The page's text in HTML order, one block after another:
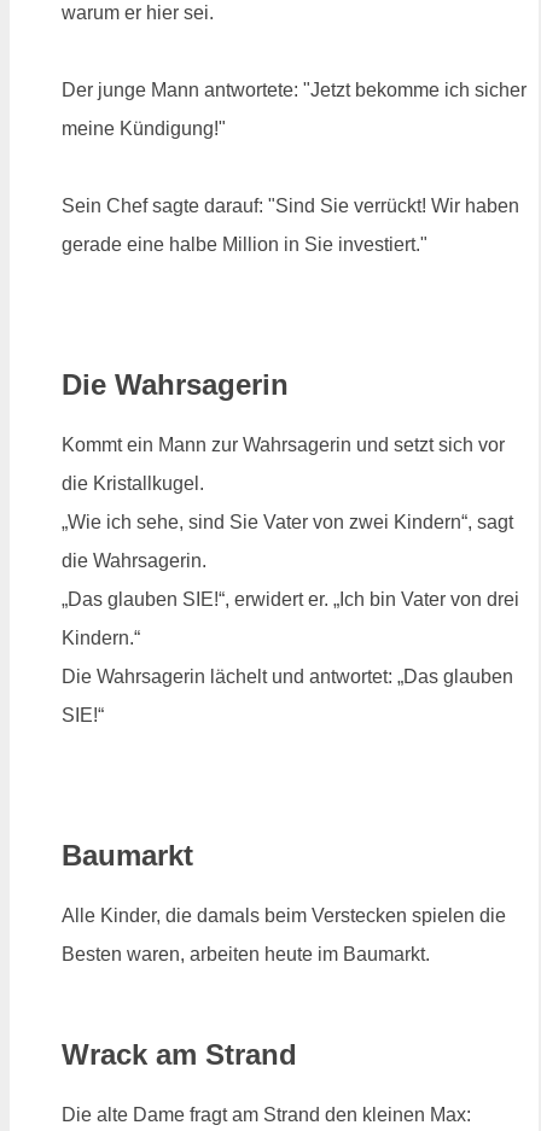
warum er hier sei.
Der junge Mann antwortete: "Jetzt bekomme ich sicher
meine Kündigung!"
Sein Chef sagte darauf: "Sind Sie verrückt! Wir haben
gerade eine halbe Million in Sie investiert."
Die Wahrsagerin
Kommt ein Mann zur Wahrsagerin und setzt sich vor
die Kristallkugel.
„Wie ich sehe, sind Sie Vater von zwei Kindern“, sagt
die Wahrsagerin.
„Das glauben SIE!“, erwidert er. „Ich bin Vater von drei
Kindern.“
Die Wahrsagerin lächelt und antwortet: „Das glauben
SIE!“
Baumarkt
Alle Kinder, die damals beim Verstecken spielen die
Besten waren, arbeiten heute im Baumarkt.
Wrack am Strand
Die alte Dame fragt am Strand den kleinen Max: